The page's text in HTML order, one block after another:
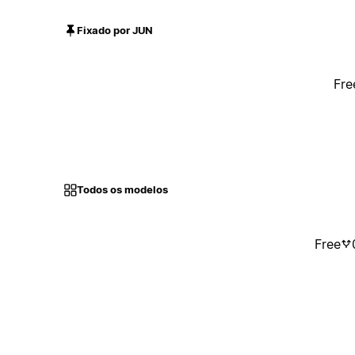
Fixado por JUN
Todos os modelos
Free